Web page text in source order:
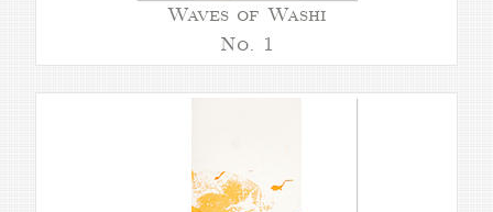
Waves of Washi
No. 1